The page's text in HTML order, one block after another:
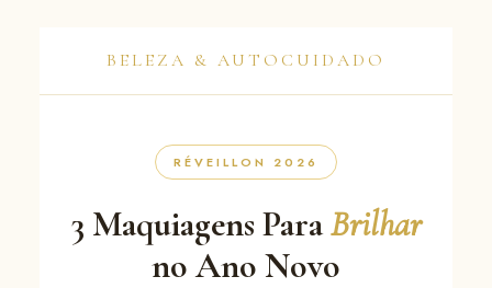
BELEZA & AUTOCUIDADO
RÉVEILLON 2026
3 Maquiagens ParaBrilhar
no Ano Novo